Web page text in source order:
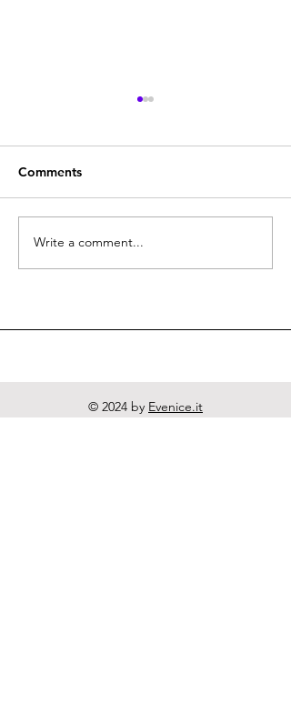
Quodlibeta Cartesiana
Comments
Write a comment...
© 2024 by Evenice.it